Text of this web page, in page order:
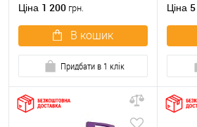
Ціна 1 200 грн.
В кошик
Придбати в 1 клік
Ціна